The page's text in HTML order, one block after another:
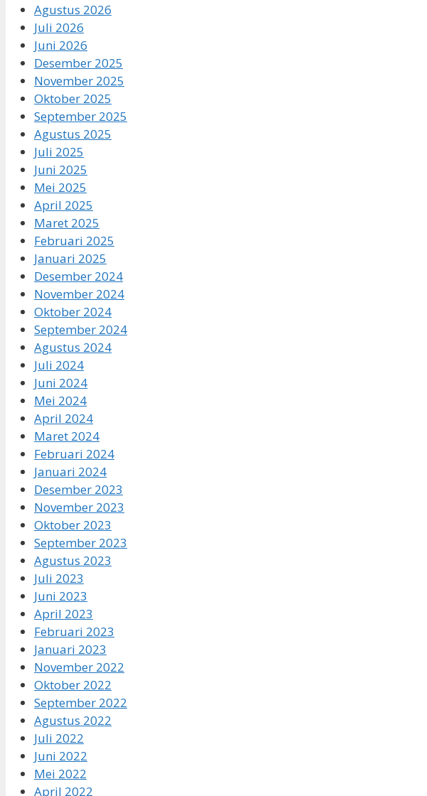
Agustus 2026
Juli 2026
Juni 2026
Desember 2025
November 2025
Oktober 2025
September 2025
Agustus 2025
Juli 2025
Juni 2025
Mei 2025
April 2025
Maret 2025
Februari 2025
Januari 2025
Desember 2024
November 2024
Oktober 2024
September 2024
Agustus 2024
Juli 2024
Juni 2024
Mei 2024
April 2024
Maret 2024
Februari 2024
Januari 2024
Desember 2023
November 2023
Oktober 2023
September 2023
Agustus 2023
Juli 2023
Juni 2023
April 2023
Februari 2023
Januari 2023
November 2022
Oktober 2022
September 2022
Agustus 2022
Juli 2022
Juni 2022
Mei 2022
April 2022